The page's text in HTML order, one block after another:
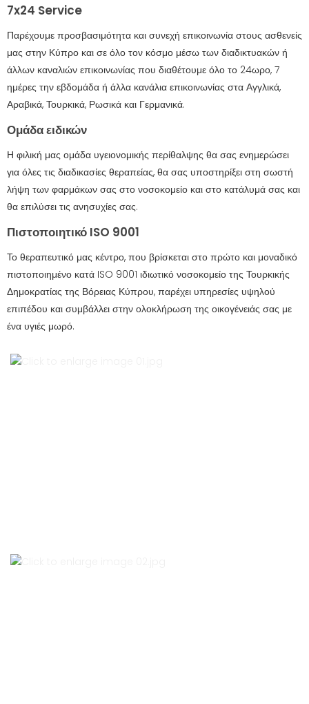
7x24 Service
Παρέχουμε προσβασιμότητα και συνεχή επικοινωνία στους ασθενείς
μας στην Κύπρο και σε όλο τον κόσμο μέσω των διαδικτυακών ή
άλλων καναλιών επικοινωνίας που διαθέτουμε όλο το 24ωρο, 7
ημέρες την εβδομάδα ή άλλα κανάλια επικοινωνίας στα Αγγλικά,
Αραβικά, Τουρκικά, Ρωσικά και Γερμανικά.
Ομάδα ειδικών
Η φιλική μας ομάδα υγειονομικής περίθαλψης θα σας ενημερώσει
για όλες τις διαδικασίες θεραπείας, θα σας υποστηρίξει στη σωστή
λήψη των φαρμάκων σας στο νοσοκομείο και στο κατάλυμά σας και
θα επιλύσει τις ανησυχίες σας.
Πιστοποιητικό ISO 9001
Το θεραπευτικό μας κέντρο, που βρίσκεται στο πρώτο και μοναδικό
πιστοποιημένο κατά ISO 9001 ιδιωτικό νοσοκομείο της Τουρκικής
Δημοκρατίας της Βόρειας Κύπρου, παρέχει υπηρεσίες υψηλού
επιπέδου και συμβάλλει στην ολοκλήρωση της οικογένειάς σας με
ένα υγιές μωρό.